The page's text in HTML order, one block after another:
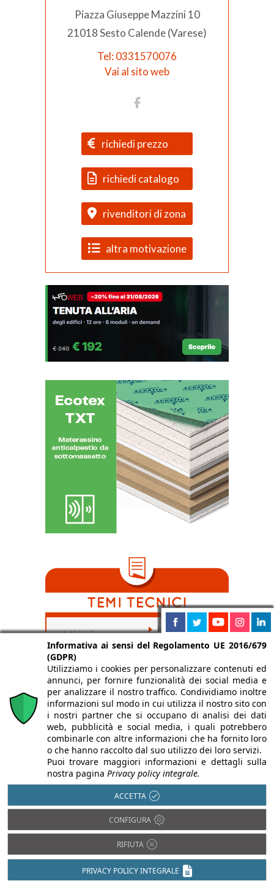
Piazza Giuseppe Mazzini 10
21018 Sesto Calende (Varese)
Tel: 0331570076
Vai al sito web
richiedi prezzo
richiedi catalogo
rivenditori di zona
altra motivazione
Antisismica
Barriere
Architettoniche
Domotica
Efficienza
energetica
Impiantistica
Isolamento acustico
Isolamento termico
Luce in Architettura
incendi
Restauro e
Ristrutturazioni
Sostenibilità e
Bioedilizia
Informativa ai sensi del Regolamento UE 2016/679
(GDPR)
Utilizziamo i cookies per personalizzare contenuti ed
annunci, per fornire funzionalità dei social media e
per analizzare il nostro traffico. Condividiamo inoltre
informazioni sul modo in cui utilizza il nostro sito con
i nostri partner che si occupano di analisi dei dati
web, pubblicità e social media, i quali potrebbero
combinarle con altre informazioni che ha fornito loro
o che hanno raccolto dal suo utilizzo dei loro servizi.
Puoi trovare maggiori informazioni e dettagli sulla
nostra pagina Privacy policy integrale.
ACCETTA
CONFIGURA
RIFIUTA
PRIVACY POLICY INTEGRALE